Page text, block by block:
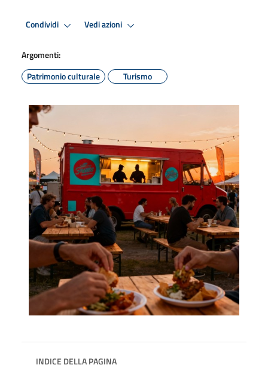
Condividi Vedi azioni
Argomenti:
Patrimonio culturale
Turismo
INDICE DELLA PAGINA